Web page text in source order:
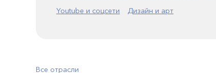
Youtube и соцсети
Дизайн и арт
Все отрасли